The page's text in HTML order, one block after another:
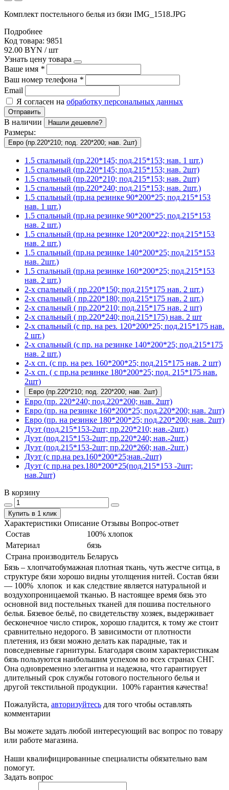
Комплект постельного белья из бязи IMG_1518.JPG
Подробнее
Код товара: 9851
92.00 BYN / шт
Узнать цену товара
Ваше имя *
Ваш номер телефона *
Email
Я согласен на обработку персональных данных
Отправить
В наличии Нашли дешевле?
Размеры:
Евро (пр.220*210; под. 220*200; нав. 2шт)
1.5 спальный (пр.220*145; под.215*153; нав. 1 шт.)
1.5 спальный (пр.220*145; под.215*153; нав. 2шт)
1.5 спальный (пр.220*210; под.215*153; нав. 2шт)
1.5 спальный (пр.220*240; под.215*153; нав. 2шт.)
1.5 спальный (пр.на резинке 90*200*25; под.215*153
нав. 1 шт.)
1.5 спальный (пр.на резинке 90*200*25; под.215*153
нав. 2 шт.)
1.5 спальный (пр.на резинке 120*200*22; под.215*153
нав. 2 шт.)
1.5 спальный (пр.на резинке 140*200*25; под.215*153
нав. 2шт.)
1.5 спальный (пр.на резинке 160*200*25; под.215*153
нав. 2 шт.)
2-х спальный ( пр.220*150; под.215*175 нав. 2 шт.)
2-х спальный ( пр.220*180; под.215*175 нав. 2 шт.)
2-х спальный ( пр.220*210; под.215*175 нав. 2 шт)
2-х спальный ( пр.220*240; под.215*175) нав. 2 шт
2-х спальный (с пр. на рез. 120*200*25; под.215*175 нав.
2 шт.)
2-х спальный (с пр. на резинке 140*200*25; под.215*175
нав. 2 шт.)
2-х сп. (с пр. на рез. 160*200*25; под.215*175 нав. 2 шт)
2-х сп. ( с пр.на резинке 180*200*25; под. 215*175 нав.
2шт)
Евро (пр.220*210; под. 220*200; нав. 2шт)
Евро (пр. 220*240; под.220*200; нав. 2шт)
Евро (пр. на резинке 160*200*25; под.220*200; нав. 2шт)
Евро (пр. на резинке 180*200*25; под.220*200; нав. 2шт)
Дуэт (под.215*153-2шт; пр.220*210; нав.-2шт.)
Дуэт (под.215*153-2шт; пр.220*240; нав.-2шт.)
Дуэт (под.215*153-2шт; пр.220*260; нав.-2шт.)
Дуэт (с пр.на рез.160*200*25;нав.-2шт)
Дуэт (с пр.на рез.180*200*25(под.215*153 -2шт;
нав.2шт)
В корзину
Купить в 1 клик
Характеристики Описание Отзывы Вопрос-ответ
Состав
100% хлопок
Материал
бязь
Страна производитель Беларусь
Бязь – хлопчатобумажная плотная ткань, чуть жестче ситца, в
структуре бязи хорошо видны утолщения нитей. Состав бязи
― 100% хлопок и как следствие является натуральной и
воздухопроницаемой тканью. В настоящее время бязь это
основной вид постельных тканей для пошива постельного
белья. Бязевое бельё, по свидетельству хозяек, выдерживает
бесконечное число стирок, хорошо гладится, к тому же стоит
сравнительно недорого. В зависимости от плотности
плетения, из бязи можно делать как парадные, так и
повседневные гарнитуры. Благодаря своим характеристикам
бязь пользуются наибольшим успехом во всех странах СНГ.
Она одновременно элегантна и надежна, что гарантирует
длительный срок службы готового постельного белья и
другой текстильной продукции. 100% гарантия качества!
Пожалуйста, авторизуйтесь для того чтобы оставлять
комментарии
Вы можете задать любой интересующий вас вопрос по товару
или работе магазина.
Наши квалифицированные специалисты обязательно вам
помогут.
Задать вопрос